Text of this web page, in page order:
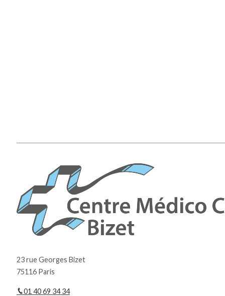
23 rue Georges Bizet
75116 Paris
01 40 69 34 34